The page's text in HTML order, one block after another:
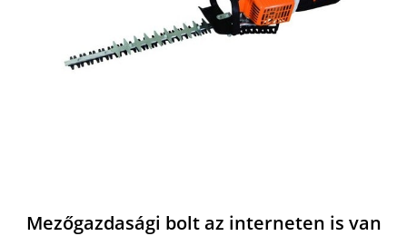
Mezőgazdasági bolt az interneten is van